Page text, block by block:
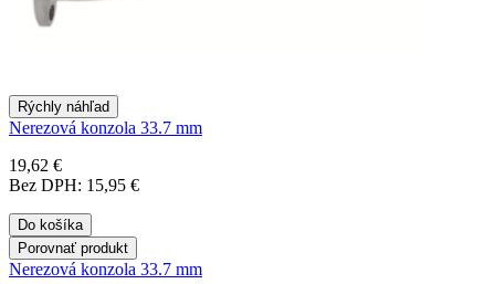
Rýchly náhľad
Nerezová konzola 33.7 mm
19,62 €
Bez DPH: 15,95 €
Do košíka
Porovnať produkt
Nerezová konzola 33.7 mm